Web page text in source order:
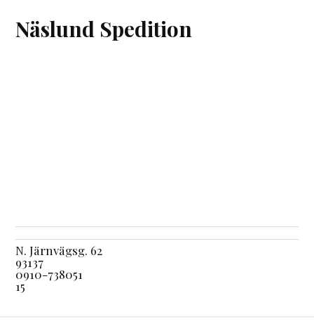
Näslund Spedition
N. Järnvägsg. 62
93137
0910-738051
15